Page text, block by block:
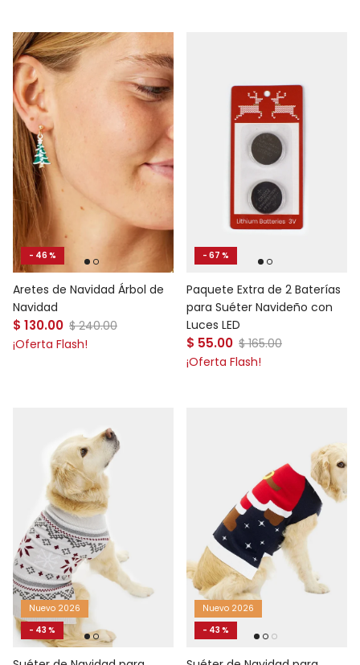
- 46 %
Aretes de Navidad Árbol de
Navidad
Precio de venta
$ 130.00 Precio normal
$ 240.00
¡Oferta Flash!
- 67 %
Paquete Extra de 2 Baterías
para Suéter Navideño con
Luces LED
Precio de venta
$ 55.00 Precio normal
$ 165.00
¡Oferta Flash!
Nuevo 2026
- 43 %
Nuevo 2026
- 43 %